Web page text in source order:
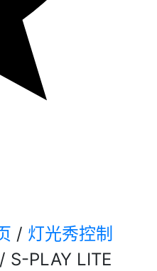
/ 灯光秀控制
/ S-PLAY LITE